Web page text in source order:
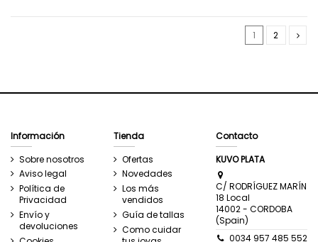
1 2
Información
Sobre nosotros
Aviso legal
Política de
Privacidad
Envío y
devoluciones
Tienda
Ofertas
Novedades
Los más
vendidos
Guía de tallas
Como cuidar
Contacto
KUVO PLATA
C/ RODRÍGUEZ MARÍN
18 Local
14002 - CORDOBA
(Spain)
0034 957 485 552